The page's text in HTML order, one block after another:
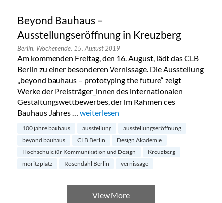
Beyond Bauhaus –
Ausstellungseröffnung in Kreuzberg
Berlin, Wochenende, 15. August 2019
Am kommenden Freitag, den 16. August, lädt das CLB
Berlin zu einer besonderen Vernissage. Die Ausstellung
„beyond bauhaus – prototyping the future“ zeigt
Werke der Preisträger_innen des internationalen
Gestaltungswettbewerbes, der im Rahmen des
Bauhaus Jahres … „Beyond Bauhaus –
weiterlesen
100 jahre bauhaus ausstellung
ausstellungseröffnung
beyond bauhaus
CLB Berlin
Design Akademie
Hochschule für Kommunikation und Design
Kreuzberg
moritzplatz
Rosendahl Berlin vernissage
View More